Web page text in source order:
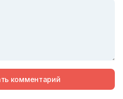
комментарий